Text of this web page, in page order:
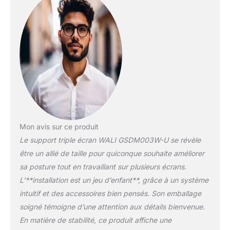
de montage polyvalentes
: les 3 supports de
moniteur blancs offrent
une installation flexible
sur table avec pince en C
et œillets de base,
adapté aux bureaux de 1
à 8 cm d'épaisseur
Rotation à 360° sans
effort : profitez d'une
exactement comme vous
rotation à 360°. Que
vous ayez besoin d'une
orientation paysage ou
portrait, la capacité de
rotation du triple support
transitions fluides pour
Mon avis sur ce produit
Le support triple écran WALI GSDM003W-U se révèle
être un allié de taille pour quiconque souhaite améliorer
sa posture tout en travaillant sur plusieurs écrans.
L’**installation est un jeu d’enfant**, grâce à un système
intuitif et des accessoires bien pensés. Son emballage
soigné témoigne d’une attention aux détails bienvenue.
En matière de stabilité, ce produit affiche une